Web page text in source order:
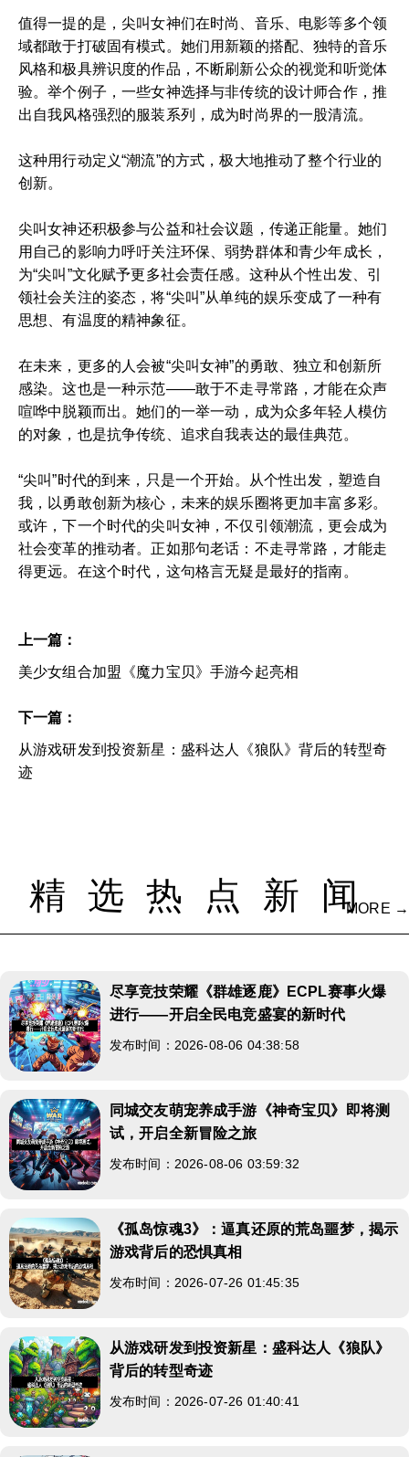
值得一提的是，尖叫女神们在时尚、音乐、电影等多个领
域都敢于打破固有模式。她们用新颖的搭配、独特的音乐
风格和极具辨识度的作品，不断刷新公众的视觉和听觉体
验。举个例子，一些女神选择与非传统的设计师合作，推
出自我风格强烈的服装系列，成为时尚界的一股清流。
这种用行动定义“潮流”的方式，极大地推动了整个行业的
创新。
尖叫女神还积极参与公益和社会议题，传递正能量。她们
用自己的影响力呼吁关注环保、弱势群体和青少年成长，
为“尖叫”文化赋予更多社会责任感。这种从个性出发、引
领社会关注的姿态，将“尖叫”从单纯的娱乐变成了一种有
思想、有温度的精神象征。
在未来，更多的人会被“尖叫女神”的勇敢、独立和创新所
感染。这也是一种示范——敢于不走寻常路，才能在众声
喧哗中脱颖而出。她们的一举一动，成为众多年轻人模仿
的对象，也是抗争传统、追求自我表达的最佳典范。
“尖叫”时代的到来，只是一个开始。从个性出发，塑造自
我，以勇敢创新为核心，未来的娱乐圈将更加丰富多彩。
或许，下一个时代的尖叫女神，不仅引领潮流，更会成为
社会变革的推动者。正如那句老话：不走寻常路，才能走
得更远。在这个时代，这句格言无疑是最好的指南。
上一篇：
美少女组合加盟《魔力宝贝》手游今起亮相
下一篇：
从游戏研发到投资新星：盛科达人《狼队》背后的转型奇
迹
精选热点新闻
MORE →
尽享竞技荣耀《群雄逐鹿》ECPL赛事火爆
进行——开启全民电竞盛宴的新时代
发布时间：2026-08-06 04:38:58
同城交友萌宠养成手游《神奇宝贝》即将测
试，开启全新冒险之旅
发布时间：2026-08-06 03:59:32
《孤岛惊魂3》：逼真还原的荒岛噩梦，揭示
游戏背后的恐惧真相
发布时间：2026-07-26 01:45:35
从游戏研发到投资新星：盛科达人《狼队》
背后的转型奇迹
发布时间：2026-07-26 01:40:41